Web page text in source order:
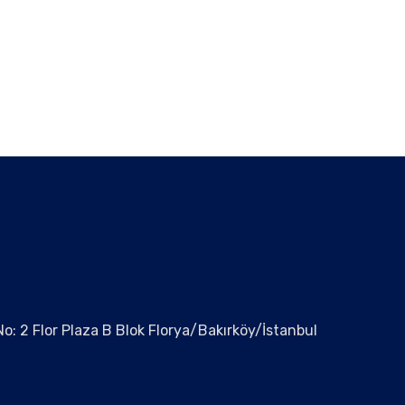
2 Flor Plaza B Blok Florya/Bakırköy/İstanbul